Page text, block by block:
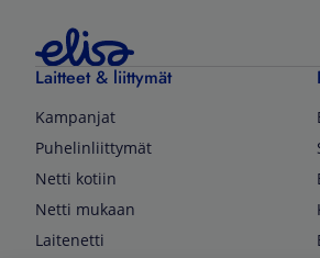
Laitteet & liittymät
Kampanjat
Puhelinliittymät
Netti kotiin
Netti mukaan
Laitenetti